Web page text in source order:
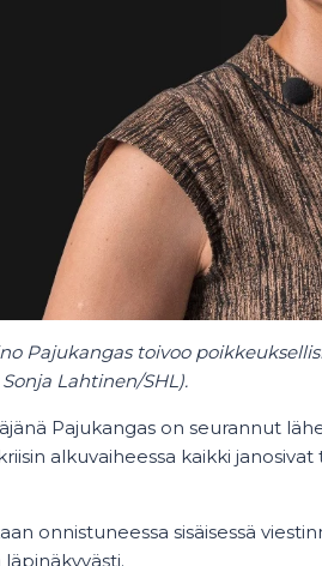
Pajukangas toivoo
Lahtinen/SHL).
Pajukangas on seurannut
alkuvaiheessa kaikki
onnistuneessa sisäisessä